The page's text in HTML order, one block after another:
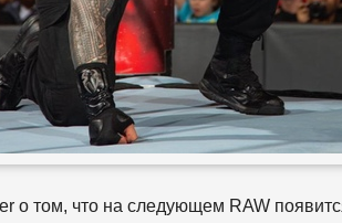
о том, что на следующем RAW